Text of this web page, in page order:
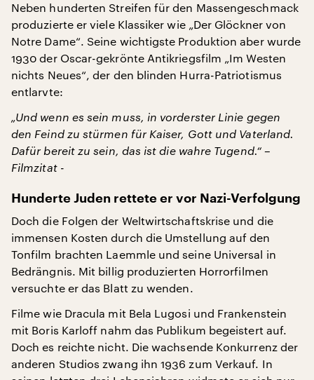
Neben hunderten Streifen für den Massengeschmack
produzierte er viele Klassiker wie „Der Glöckner von
Notre Dame“. Seine wichtigste Produktion aber wurde
1930 der Oscar-gekrönte Antikriegsfilm „Im Westen
nichts Neues“, der den blinden Hurra-Patriotismus
entlarvte:
„Und wenn es sein muss, in vorderster Linie gegen
den Feind zu stürmen für Kaiser, Gott und Vaterland.
Dafür bereit zu sein, das ist die wahre Tugend.“ –
Filmzitat -
Hunderte Juden rettete er vor Nazi-Verfolgung
Doch die Folgen der Weltwirtschaftskrise und die
immensen Kosten durch die Umstellung auf den
Tonfilm brachten Laemmle und seine Universal in
Bedrängnis. Mit billig produzierten Horrorfilmen
versuchte er das Blatt zu wenden.
Filme wie Dracula mit Bela Lugosi und Frankenstein
mit Boris Karloff nahm das Publikum begeistert auf.
Doch es reichte nicht. Die wachsende Konkurrenz der
anderen Studios zwang ihn 1936 zum Verkauf. In